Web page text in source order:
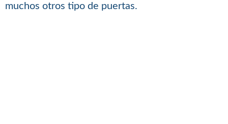
muchos otros tipo de puertas.